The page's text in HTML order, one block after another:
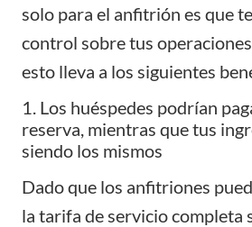
solo para el anfitrión es que
control sobre tus
esto lleva a los siguientes
1. Los huéspedes podrían
reserva, mientras que tus
siendo los mismos
Dado que los anfitriones
la tarifa de servicio completa